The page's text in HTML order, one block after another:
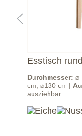
Esstisch
Durchmesser: ⌀
cm, ⌀130 cm |
ausziehbar